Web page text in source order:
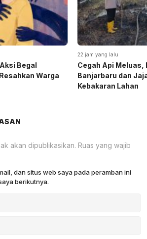
Begal
Warga
22 jam yang lalu
Cegah Api Meluas,
Banjarbaru dan
Kebakaran Lahan
akan dipublikasikan. Ruas yang wajib
dan situs web saya pada peramban ini
berikutnya.